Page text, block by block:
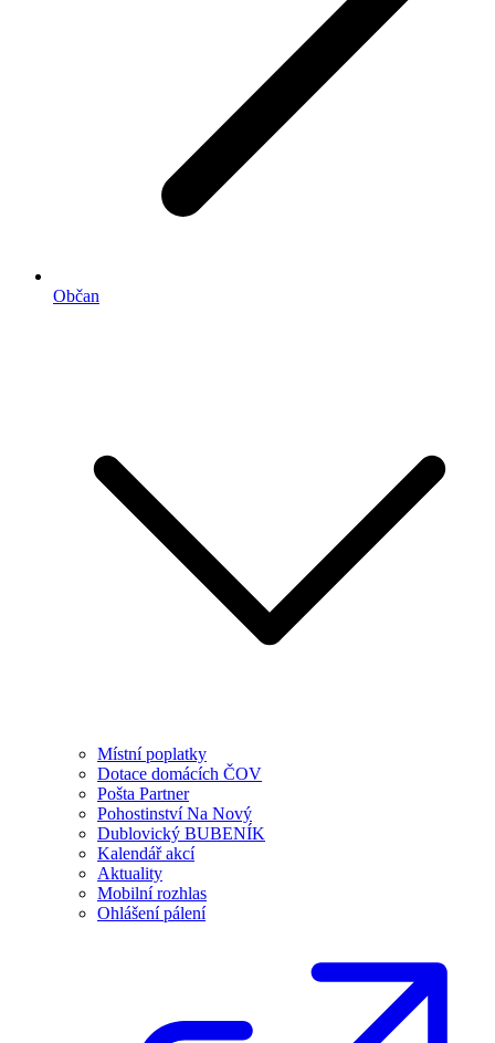
Občan
Místní poplatky
Dotace domácích ČOV
Pošta Partner
Pohostinství Na Nový
Dublovický BUBENÍK
Kalendář akcí
Aktuality
Mobilní rozhlas
Ohlášení pálení